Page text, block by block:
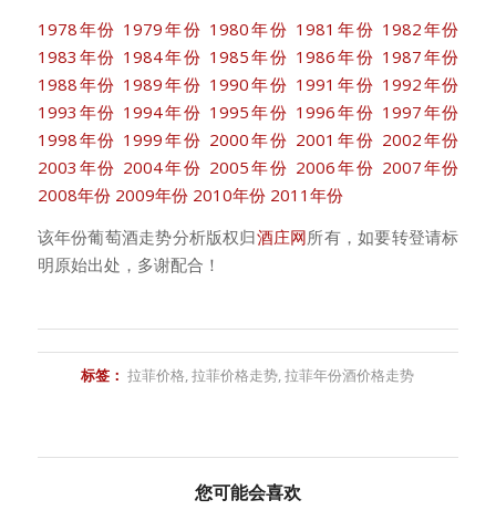
1978年份 1979年份 1980年份 1981年份 1982年份
1983年份 1984年份 1985年份 1986年份 1987年份
1988年份 1989年份 1990年份 1991年份 1992年份
1993年份 1994年份 1995年份 1996年份 1997年份
1998年份 1999年份 2000年份 2001年份 2002年份
2003年份 2004年份 2005年份 2006年份 2007年份
2008年份 2009年份 2010年份 2011年份
该年份葡萄酒走势分析版权归酒庄网所有，如要转登请标
明原始出处，多谢配合！
标签： 拉菲价格,拉菲价格走势,拉菲年份酒价格走势
您可能会喜欢